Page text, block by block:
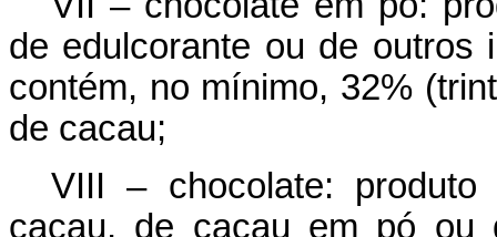
de edulcorante ou de outros
contém, no mínimo, 32%
de cacau;
VIII – chocolate:
cacau, de cacau em pó ou